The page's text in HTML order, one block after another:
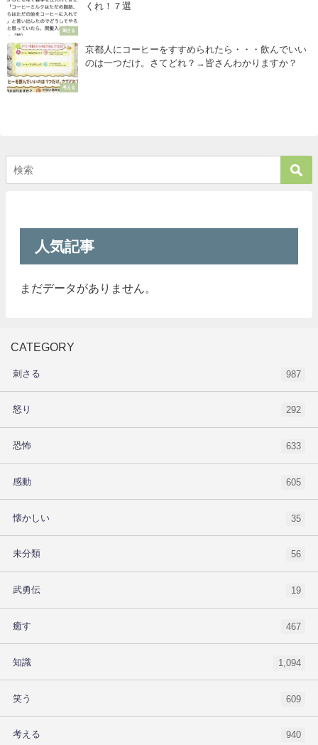
刺さる
くれ！７選
考える
京都人にコーヒーをすすめられたら・・・飲んでいい
のは一つだけ。さてどれ？→皆さんわかりますか？
人気記事
まだデータがありません。
CATEGORY
刺さる 987
怒り 292
恐怖 633
感動 605
懐かしい 35
未分類 56
武勇伝 19
癒す 467
知識 1,094
笑う 609
考える 940